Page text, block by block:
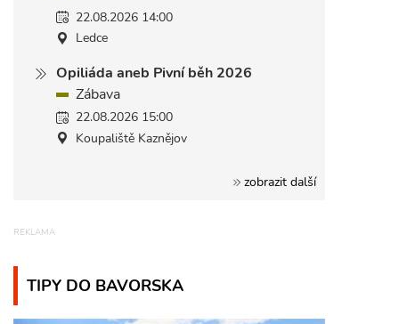
22.08.2026 14:00
Ledce
Opiliáda aneb Pivní běh 2026
Zábava
22.08.2026 15:00
Koupaliště Kaznějov
zobrazit další
TIPY DO BAVORSKA